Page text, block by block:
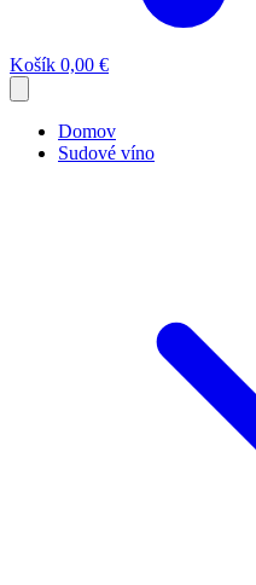
Košík 0,00 €
Domov
Sudové víno